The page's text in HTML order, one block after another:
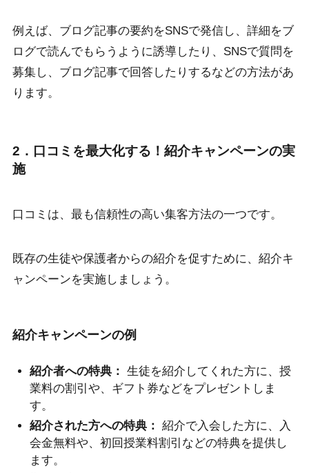
例えば、ブログ記事の要約をSNSで発信し、詳細をブ
ログで読んでもらうように誘導したり、SNSで質問を
募集し、ブログ記事で回答したりするなどの方法があ
ります。
2．口コミを最大化する！紹介キャンペーンの実
施
口コミは、最も信頼性の高い集客方法の一つです。
既存の生徒や保護者からの紹介を促すために、紹介キ
ャンペーンを実施しましょう。
紹介キャンペーンの例
紹介者への特典： 生徒を紹介してくれた方に、授
業料の割引や、ギフト券などをプレゼントしま
す。
紹介された方への特典： 紹介で入会した方に、入
会金無料や、初回授業料割引などの特典を提供し
ます。